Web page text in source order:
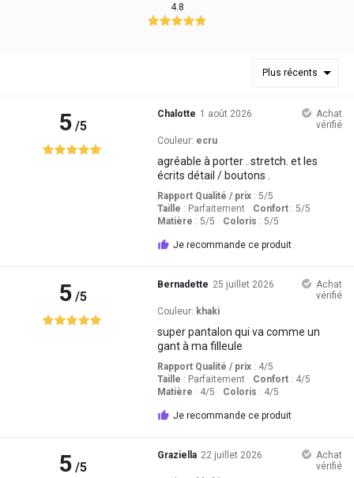
4.8
Plus récents
5/5
Chalotte 1 août 2026
Achat
vérifié
Couleur: ecru
agréable à porter . stretch. et les
écrits détail / boutons .
Rapport Qualité / prix: 5/5
Taille : Parfaitement Confort: 5/5
Matière : 5/5 Coloris : 5/5
Je recommande ce produit
5/5
Bernadette 25 juillet 2026
Achat
vérifié
Couleur: khaki
super pantalon qui va comme un
gant à ma filleule
Rapport Qualité / prix: 4/5
Taille : Parfaitement Confort: 4/5
Matière : 4/5 Coloris : 4/5
Je recommande ce produit
5/5
Graziella 22 juillet 2026
Achat
vérifié